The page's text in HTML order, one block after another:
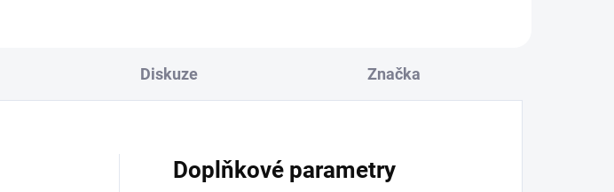
Diskuze Značka
Doplňkové parametry